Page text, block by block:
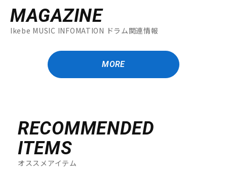
MAGAZINE
Ikebe MUSIC INFOMATION ドラム関連情報
MORE
RECOMMENDED
ITEMS
オススメアイテム